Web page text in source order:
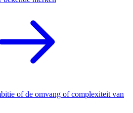
of de omvang of complexiteit van